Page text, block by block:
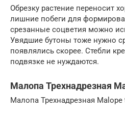
Обрезку растение переносит
лишние побеги для
срезанные соцветия можно
Увядшие бутоны тоже нужно
появлялись скорее. Стебли
подвязке не нуждаются.
Малопа Трехнадрезная
Малопа Трехнадрезная